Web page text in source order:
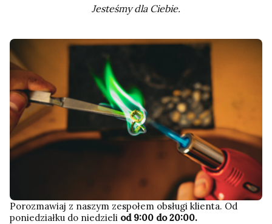
Jesteśmy dla Ciebie.
Porozmawiaj z naszym zespołem obsługi klienta. Od
poniedziałku do niedzieli od 9:00 do 20:00.